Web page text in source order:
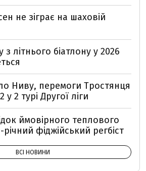
не зіграє на шаховій
з літнього біатлону у 2026
Ниву, перемоги Тростянця
2 турі Другої ліги
ймовірного теплового
фіджійський регбіст
ВСІ НОВИНИ